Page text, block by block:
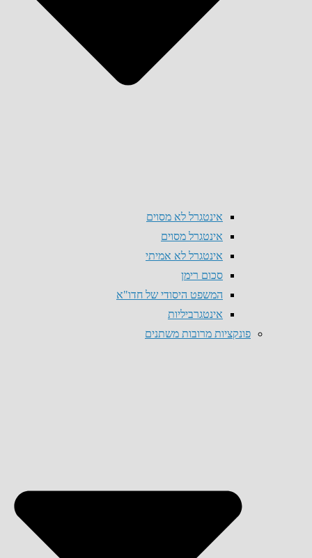
אינטגרל לא מסוים
אינטגרל מסוים
אינטגרל לא אמיתי
סכום רימן
המשפט היסודי של חדו"א
אינטגרביליות
פונקציות מרובות משתנים